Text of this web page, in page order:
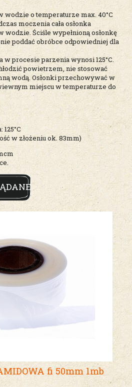
wodzie o temperaturze max. 40°C
moczenia cała osłonka
wodzie. Ściśle wypełnioną osłonkę
poddać obróbce odpowiedniej dla
procesie parzenia wynosi 125°C.
powietrzem, nie stosować
wodą. Osłonki przechowywać w
miejscu w temperaturze do
w złożeniu ok. 83mm)
fi 50mm 1mb